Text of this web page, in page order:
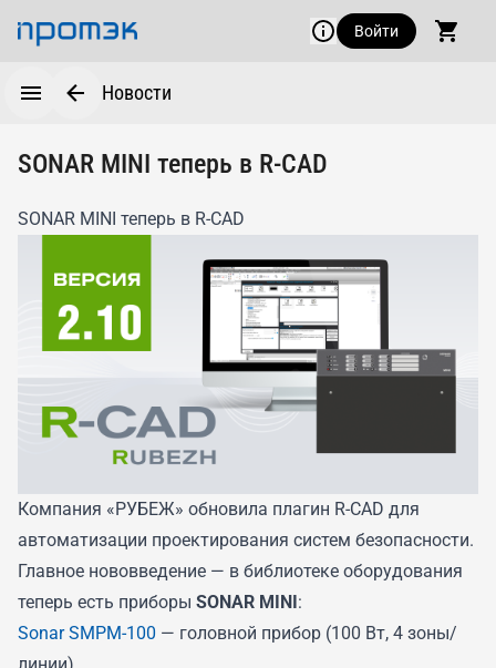
Войти
Новости
SONAR MINI теперь в R-CAD
SONAR MINI теперь в R-CAD
Компания «РУБЕЖ» обновила плагин R-CAD для
автоматизации проектирования систем безопасности.
Главное нововведение — в библиотеке оборудования
теперь есть приборы SONAR MINI:
Sonar SMPM-100 — головной прибор (100 Вт, 4 зоны/
линии)